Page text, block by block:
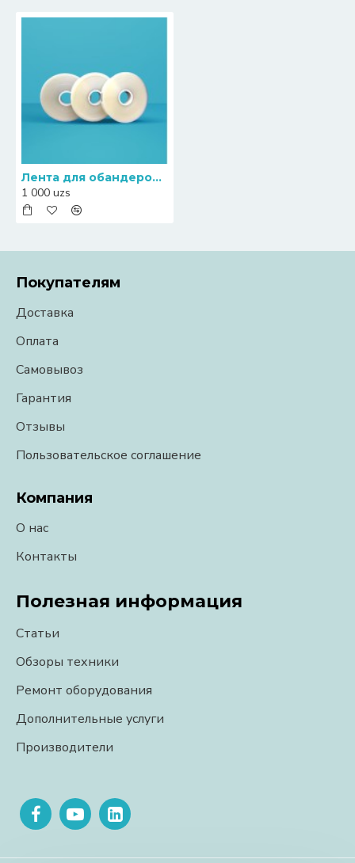
Лента для обандероливателя 20 mm Пластиковая
1 000 uzs
Покупателям
Доставка
Оплата
Самовывоз
Гарантия
Отзывы
Пользовательское соглашение
Компания
О нас
Контакты
Полезная информация
Статьи
Обзоры техники
Ремонт оборудования
Дополнительные услуги
Производители